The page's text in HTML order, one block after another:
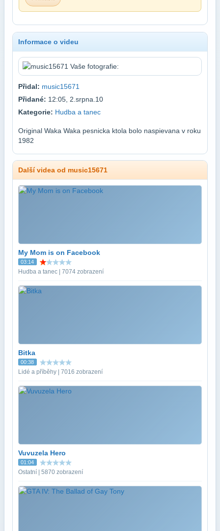
Informace o videu
Přidal: music15671
Přidané: 12:05, 2.srpna.10
Kategorie: Hudba a tanec
Original Waka Waka pesnicka ktola bolo naspievana v roku
1982
Další videa od music15671
My Mom is on Facebook
03:14
Hudba a tanec | 7074 zobrazení
Bitka
00:38
Lidé a příběhy | 7016 zobrazení
Vuvuzela Hero
01:04
Ostatní | 5870 zobrazení